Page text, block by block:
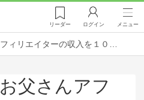
リーダー ログイン メニュー
お父さんアフィリエイターの収入を１０万円増やす方法
お父さんアフ